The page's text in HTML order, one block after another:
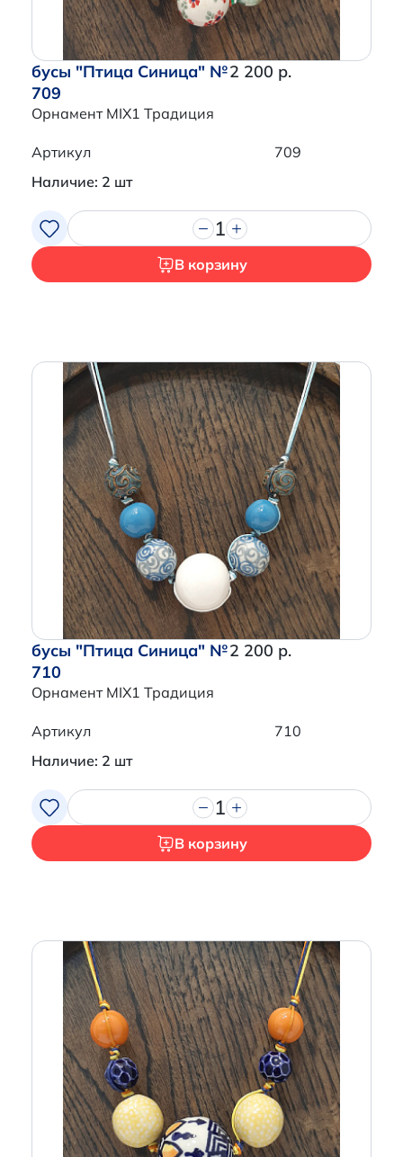
Итого:
Продолжить покупки
Перейти в корзину
бусы "Птица Синица" №
709
Орнамент MIX1 Традиция
2 200 р.
Артикул
709
Наличие: 2 шт
1
В корзину
бусы "Птица Синица" №
710
Орнамент MIX1 Традиция
2 200 р.
Артикул
710
Наличие: 2 шт
1
В корзину